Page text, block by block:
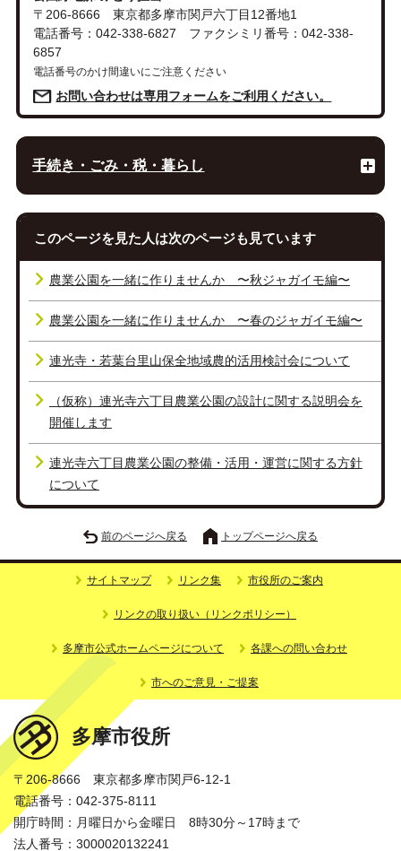
〒206-8666 東京都多摩市関戸六丁目12番地1
電話番号：042-338-6827 ファクシミリ番号：042-338-
6857
電話番号のかけ間違いにご注意ください
お問い合わせは専用フォームをご利用ください。
手続き・ごみ・税・暮らし
このページを見た人は次のページも見ています
農業公園を一緒に作りませんか 〜秋ジャガイモ編〜
農業公園を一緒に作りませんか 〜春のジャガイモ編〜
連光寺・若葉台里山保全地域農的活用検討会について
（仮称）連光寺六丁目農業公園の設計に関する説明会を
開催します
連光寺六丁目農業公園の整備・活用・運営に関する方針
について
前のページへ戻る トップページへ戻る
サイトマップ リンク集 市役所のご案内
リンクの取り扱い（リンクポリシー）
多摩市公式ホームページについて 各課への問い合わせ
市へのご意見・ご提案
多摩市役所
〒206-8666 東京都多摩市関戸6-12-1
電話番号：042-375-8111
開庁時間：月曜日から金曜日 8時30分～17時まで
法人番号：3000020132241